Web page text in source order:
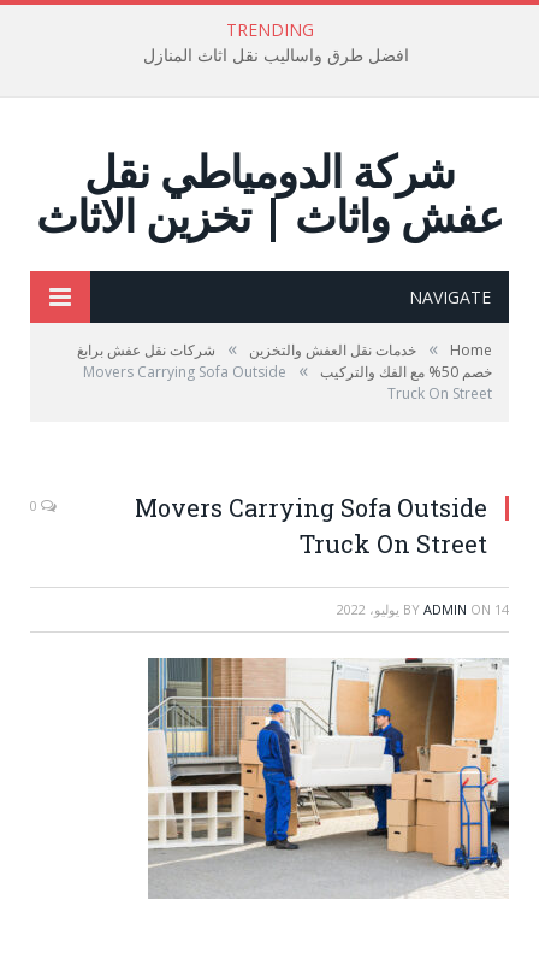
TRENDING
افضل طرق واساليب نقل اثاث المنازل
شركة الدومياطي نقل
عفش واثاث | تخزين الاثاث
NAVIGATE
Home
» خدمات نقل العفش والتخزين »
شركات نقل عفش برابغ
خصم 50% مع الفك والتركيب
»
Movers Carrying Sofa Outside
Truck On Street
Movers Carrying Sofa Outside
Truck On Street
BY ADMIN ON 14 يوليو، 2022